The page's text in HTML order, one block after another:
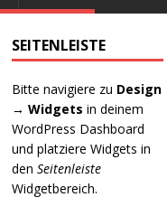
SEITENLEISTE
Bitte navigiere zu Design
→ Widgets in deinem
WordPress Dashboard
und platziere Widgets in
denSeitenleiste
Widgetbereich.